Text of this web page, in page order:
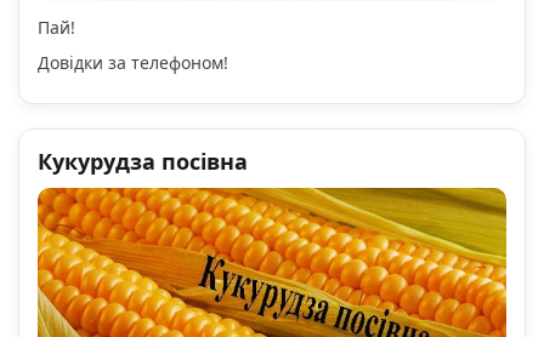
Пай!
Довідки за телефоном!
Кукурудза посівна